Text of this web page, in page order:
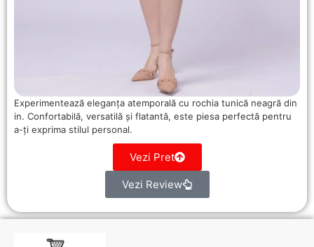
Experimentează eleganța atemporală cu rochia tunică neagră din
in. Confortabilă, versatilă și flatantă, este piesa perfectă pentru
a-ți exprima stilul personal.
Vezi Pret
Vezi Review